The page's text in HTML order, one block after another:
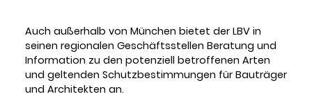
Auch außerhalb von München bietet der LBV in
seinen regionalen Geschäftsstellen Beratung und
Information zu den potenziell betroffenen Arten
und geltenden Schutzbestimmungen für Bauträger
und Architekten an.